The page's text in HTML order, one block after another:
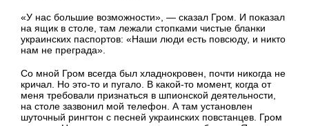
«У нас большие возможности», — сказал Гром. И показал
на ящик в столе, там лежали стопками чистые бланки
украинских паспортов: «Наши люди есть повсюду, и никто
нам не преграда».
Со мной Гром всегда был хладнокровен, почти никогда не
кричал. Но это-то и пугало. В какой-то момент, когда от
меня требовали признаться в шпионской деятельности,
на столе зазвонил мой телефон. А там установлен
шуточный рингтон с песней украинских повстанцев. Гром